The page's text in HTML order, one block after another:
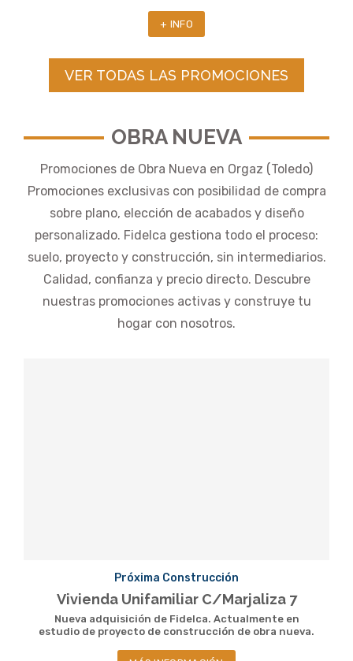
+ INFO
VER TODAS LAS PROMOCIONES
OBRA NUEVA
Promociones de Obra Nueva en Orgaz (Toledo)
Promociones exclusivas con posibilidad de compra
sobre plano, elección de acabados y diseño
personalizado. Fidelca gestiona todo el proceso:
suelo, proyecto y construcción, sin intermediarios.
Calidad, confianza y precio directo. Descubre
nuestras promociones activas y construye tu
hogar con nosotros.
Próxima Construcción
Vivienda Unifamiliar C/Marjaliza 7
Nueva adquisición de Fidelca. Actualmente en
estudio de proyecto de construcción de obra nueva.